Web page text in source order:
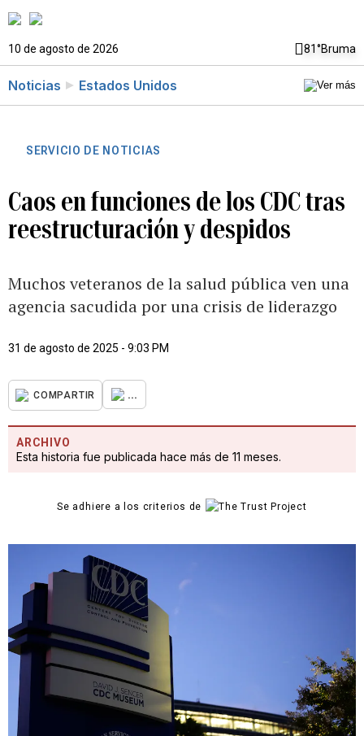
10 de agosto de 2026 81°Bruma
Noticias Estados Unidos
SERVICIO DE NOTICIAS
Caos en funciones de los CDC tras
reestructuración y despidos
Muchos veteranos de la salud pública ven una
agencia sacudida por una crisis de liderazgo
31 de agosto de 2025 - 9:03 PM
COMPARTIR ...
ARCHIVO
Esta historia fue publicada hace más de 11 meses.
Se adhiere a los criterios de